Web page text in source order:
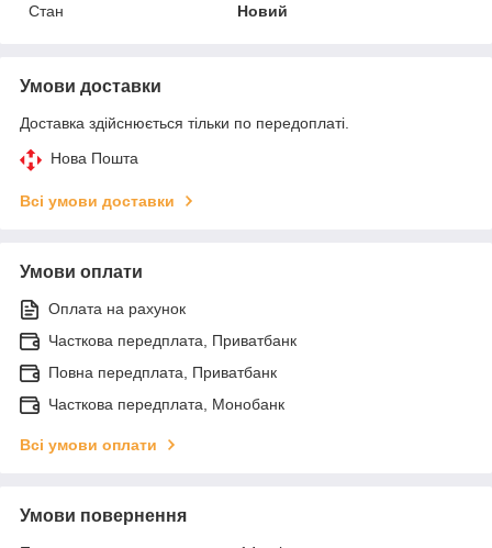
Стан
Новий
Умови доставки
Доставка здійснюється тільки по передоплаті.
Нова Пошта
Всі умови доставки
Умови оплати
Оплата на рахунок
Часткова передплата, Приватбанк
Повна передплата, Приватбанк
Часткова передплата, Монобанк
Всі умови оплати
Умови повернення